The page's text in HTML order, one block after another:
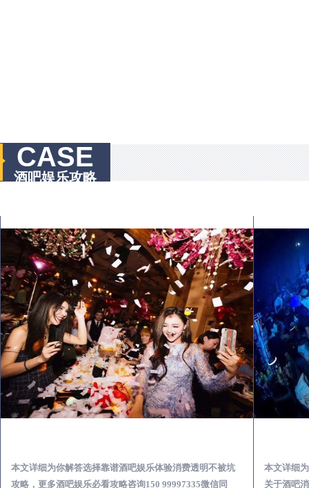
CASE
酒吧娱乐攻略
本文详细为你解答选择靠谱酒吧娱乐体验消费透明不被坑
攻略，更多酒吧娱乐必看攻略咨询150 99997335微信同
本文详细
关于酒吧